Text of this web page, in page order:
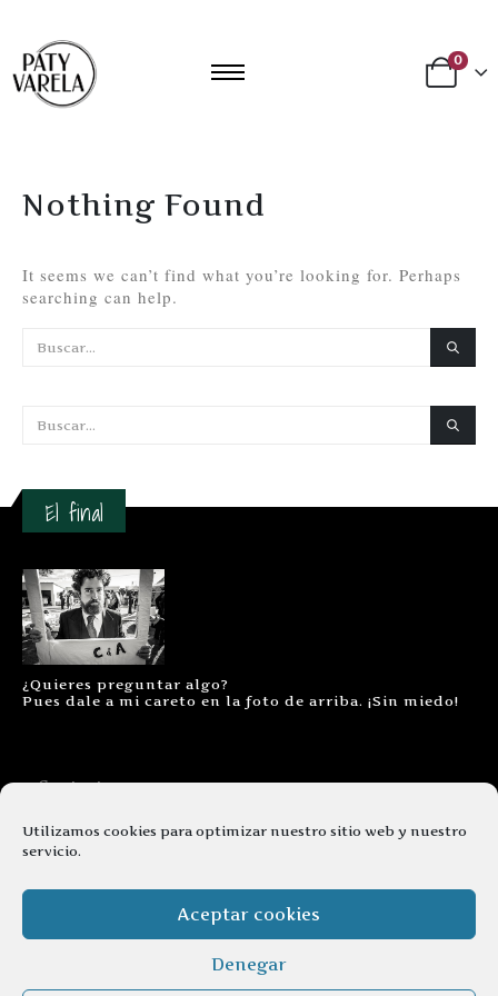
Utilizamos cookies para optimizar nuestro sitio web y nuestro
servicio.
Aceptar cookies
Denegar
0
Nothing Found
It seems we can’t find what you’re looking for. Perhaps
searching can help.
El final
¿Quieres preguntar algo?
Pues dale a mi careto en la foto de arriba. ¡Sin miedo!
Contacto
Aviso legal